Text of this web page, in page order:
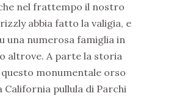
nel frattempo il nostro
abbia fatto la valigia, e
una numerosa famiglia in
altrove. A parte la storia
monumentale orso
California pullula di Parchi